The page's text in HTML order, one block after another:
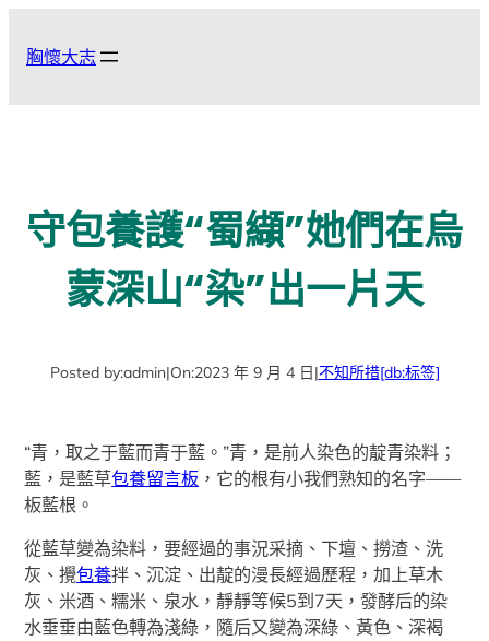
胸懷大志
守包養護“蜀纈”她們在烏
蒙深山“染”出一片天
Posted by:admin|On:2023 年 9 月 4 日|不知所措[db:标签]
“青，取之于藍而青于藍。”青，是前人染色的靛青染料；
藍，是藍草包養留言板 ，它的根有小我們熟知的名字——
板藍根。
從藍草變為染料，要經過的事況采摘、下壇、撈渣、洗
灰、攪包養拌、沉淀、出靛的漫長經過歷程，加上草木
灰、米酒、糯米、泉水，靜靜等候5到7天，發酵后的染
水垂垂由藍色轉為淺綠，隨后又變為深綠、黃色、深褐